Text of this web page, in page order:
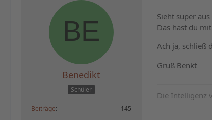
Benedikt
Schüler
Beiträge 145
Sieht super
Das hast du
Ach ja, schließ
Gruß Benkt
Die Intelligenz